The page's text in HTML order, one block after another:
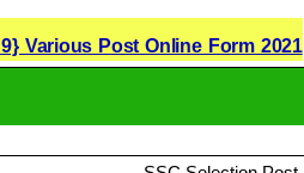
Various Post Online Form 2021